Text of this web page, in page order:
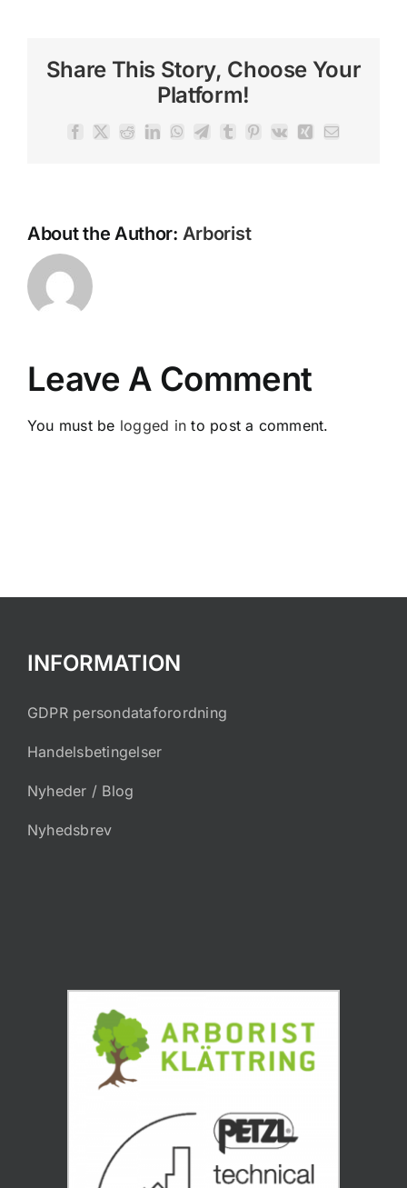
Share This Story, Choose Your
Platform!
Facebook
X RedditLinkedIn
WhatsApp
Telegram
TumblrPinterest
Vk XingEmail
About the Author: Arborist
Leave A Comment
You must be logged in to post a comment.
INFORMATION
GDPR persondataforordning
Handelsbetingelser
Nyheder / Blog
Nyhedsbrev